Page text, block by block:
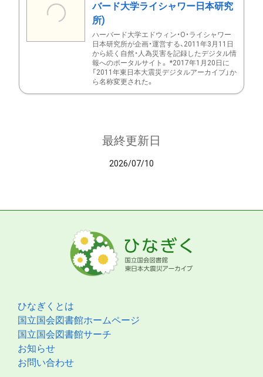
バード大学ライシャワー日本研究
所)
ハーバード大学エドウィン・O・ライシャワー
日本研究所が企画・運営する、2011年3月11日
から続く自然・人為災害を記録したデジタル情
報へのポータルサイト。 *2017年1月20日に
「2011年東日本大震災デジタルアーカイブ」か
ら名称変更された。
最終更新日
2026/07/10
ひなぎくとは
国立国会図書館ホームページ
国立国会図書館サーチ
お知らせ
お問い合わせ